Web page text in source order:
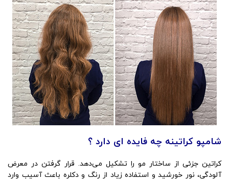
شامپو کراتینه چه فایده ای دارد ؟
کراتین جزئی از ساختار مو را تشکیل می‌دهد. قرار گرفتن در معرض
آلودگی، نور خورشید و استفاده زیاد از رنگ و دکلره باعث آسیب وارد